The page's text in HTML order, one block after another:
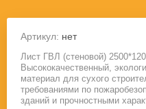
Артикул: нет
Лист ГВЛ (стеновой)
Высококачественный,
материал для сухого
требованиями по
зданий и прочностными